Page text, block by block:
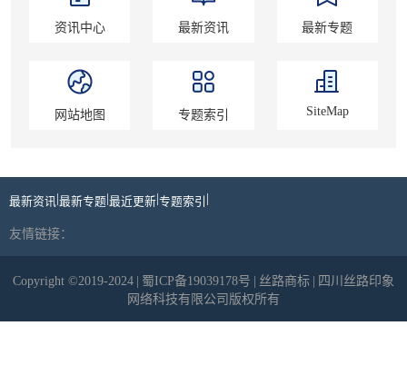
资讯中心 最新资讯 最新专题
网站地图 专题索引 SiteMap
最新资讯 最新专题 最近更新 专题索引
友情链接：
Copyright ©2019-2024 蜀ICP备19039178号 丝路商标
四川丝路印象
网络科技有限公司版权所有